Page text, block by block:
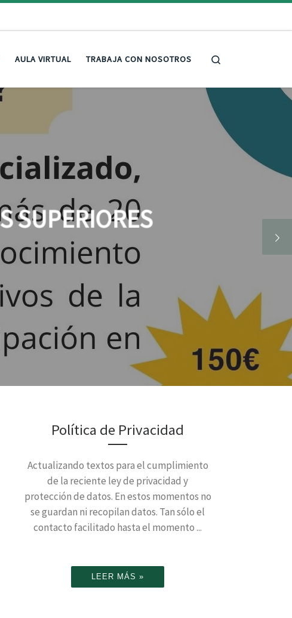
AULA VIRTUAL TRABAJA CON NOSOTROS
SUPERIORES
Política de Privacidad
Actualizando textos para el cumplimiento
de la reciente ley de privacidad y
protección de datos. En estos momentos no
se guardan ni recopilan datos. Tan sólo el
contacto facilitado hasta el momento ...
LEER MÁS »